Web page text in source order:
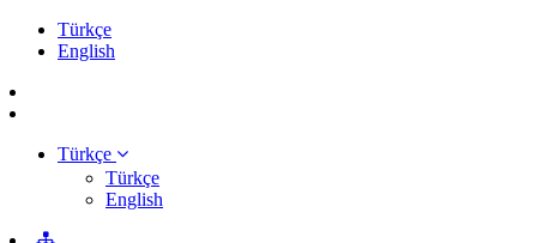
Türkçe
English
Türkçe
Türkçe
English